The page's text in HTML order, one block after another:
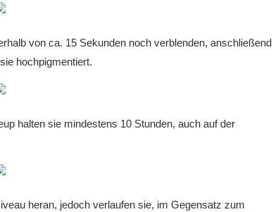
von ca. 15 Sekunden noch verblenden, anschließend
hochpigmentiert.
halten sie mindestens 10 Stunden, auch auf der
heran, jedoch verlaufen sie, im Gegensatz zum